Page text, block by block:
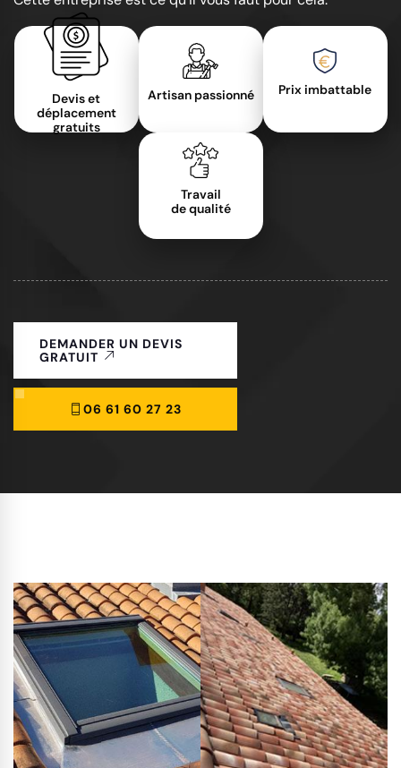
Devis et
déplacement
gratuits
Artisan passionné Prix imbattable
Travail
de qualité
DEMANDER UN DEVIS
GRATUIT
06 61 60 27 23